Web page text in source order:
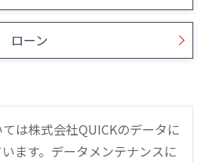
ローン
は株式会社QUICKのデータに
ます。データメンテナンスに